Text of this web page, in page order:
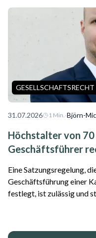
GESELLSCHAFTSRECHT
31.07.2026 1 Min. ·Björn-
Höchstalter von
Geschäftsführer
Eine Satzungsregelung,
Geschäftsführung einer
festlegt, ist zulässig und